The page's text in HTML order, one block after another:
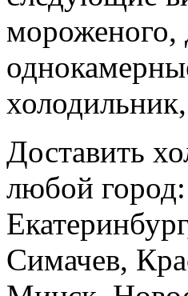
мороженого,
Доставить
любой
Симачев,